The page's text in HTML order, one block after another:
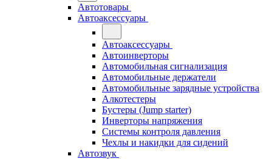
Автотовары
Автоаксессуары
Автоаксессуары
Автоинверторы
Автомобильная сигнализация
Автомобильные держатели
Автомобильные зарядные устройства
Алкотестеры
Бустеры (Jump starter)
Инверторы напряжения
Системы контроля давления
Чехлы и накидки для сидений
Автозвук